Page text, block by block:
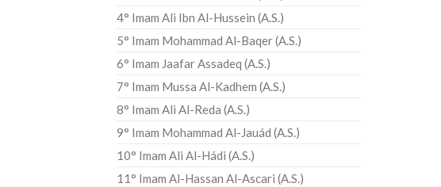
4° Imam Ali Ibn Al-Hussein (A.S.)
5° Imam Mohammad Al-Baqer (A.S.)
6° Imam Jaafar Assadeq (A.S.)
7° Imam Mussa Al-Kadhem (A.S.)
8° Imam Ali Al-Reda (A.S.)
9° Imam Mohammad Al-Jauád (A.S.)
10° Imam Ali Al-Hádi (A.S.)
11° Imam Al-Hassan Al-Ascari (A.S.)